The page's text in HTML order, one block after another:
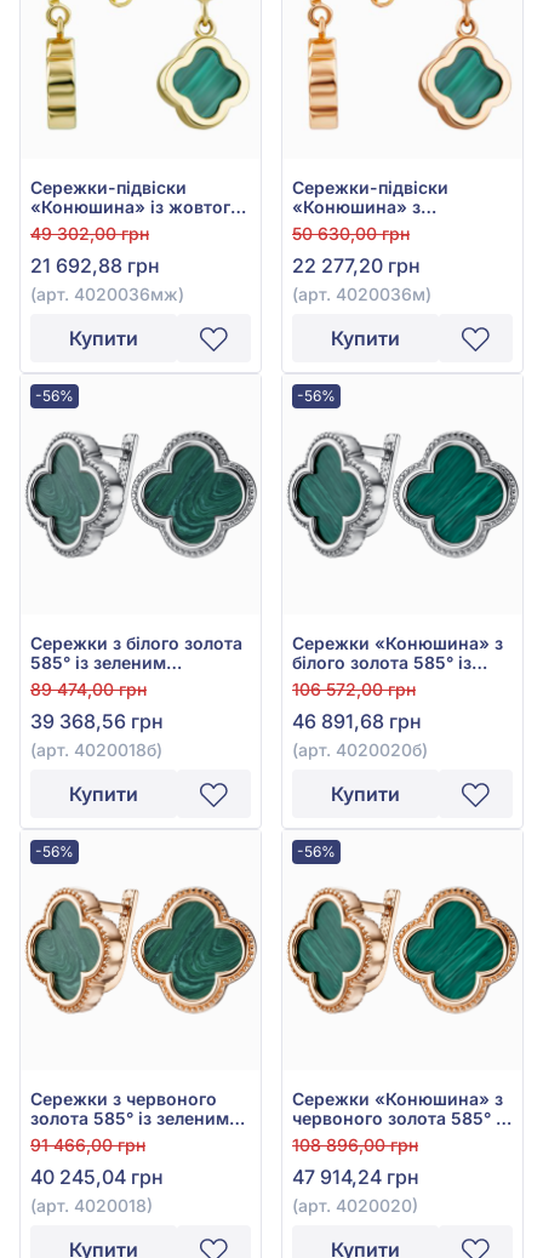
Сережки-підвіски
«Конюшина» із жовтого
золота 585° із зеленим
малахітом, арт.
4020036мж
49 302,00 грн
21 692,88 грн
(арт. 4020036мж)
Купити
Сережки-підвіски
«Конюшина» з
червоного золота 585° із
Зеленим Малахітом, арт.
4020036м
50 630,00 грн
22 277,20 грн
(арт. 4020036м)
Купити
-56%
Сережки з білого золота
585° із зеленим
малахітом, арт. 4020018б
89 474,00 грн
39 368,56 грн
(арт. 4020018б)
Купити
-56%
Сережки «Конюшина» з
білого золота 585° із
Зеленим Малахітом, арт.
4020020б
106 572,00 грн
46 891,68 грн
(арт. 4020020б)
Купити
-56%
Сережки з червоного
золота 585° із зеленим
малахітом, арт. 4020018
91 466,00 грн
40 245,04 грн
(арт. 4020018)
Купити
-56%
Сережки «Конюшина» з
червоного золота 585° із
Зеленим Малахітом, арт.
4020020
108 896,00 грн
47 914,24 грн
(арт. 4020020)
Купити